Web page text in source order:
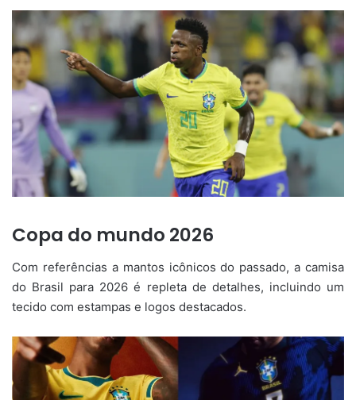
Copa do mundo 2026
Com referências a mantos icônicos do passado, a camisa
do Brasil para 2026 é repleta de detalhes, incluindo um
tecido com estampas e logos destacados.